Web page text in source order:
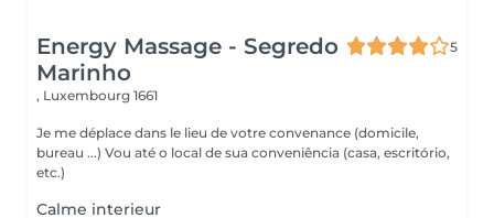
Energy Massage - Segredo
Marinho
5
, Luxembourg 1661
Je me déplace dans le lieu de votre convenance (domicile,
bureau ...) Vou até o local de sua conveniência (casa, escritório,
etc.)
Calme interieur